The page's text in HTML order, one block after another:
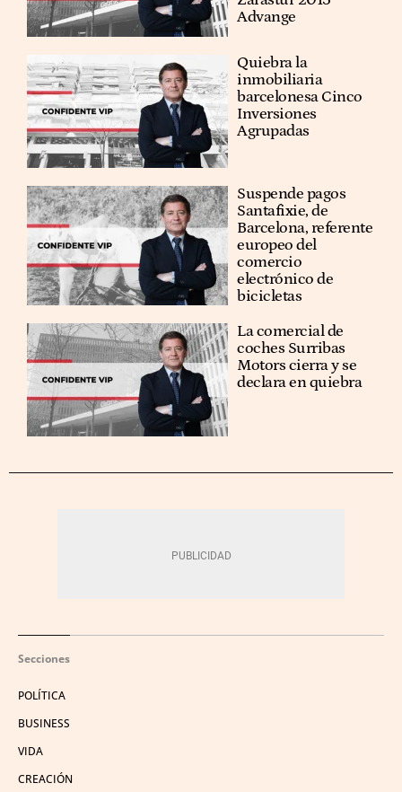
Advange
Quiebra la
inmobiliaria
barcelonesa Cinco
Inversiones
Agrupadas
Suspende pagos
Santafixie, de
Barcelona, referente
europeo del
comercio
electrónico de
bicicletas
La comercial de
coches Surribas
Motors cierra y se
declara en quiebra
Secciones
POLÍTICA
BUSINESS
VIDA
CREACIÓN